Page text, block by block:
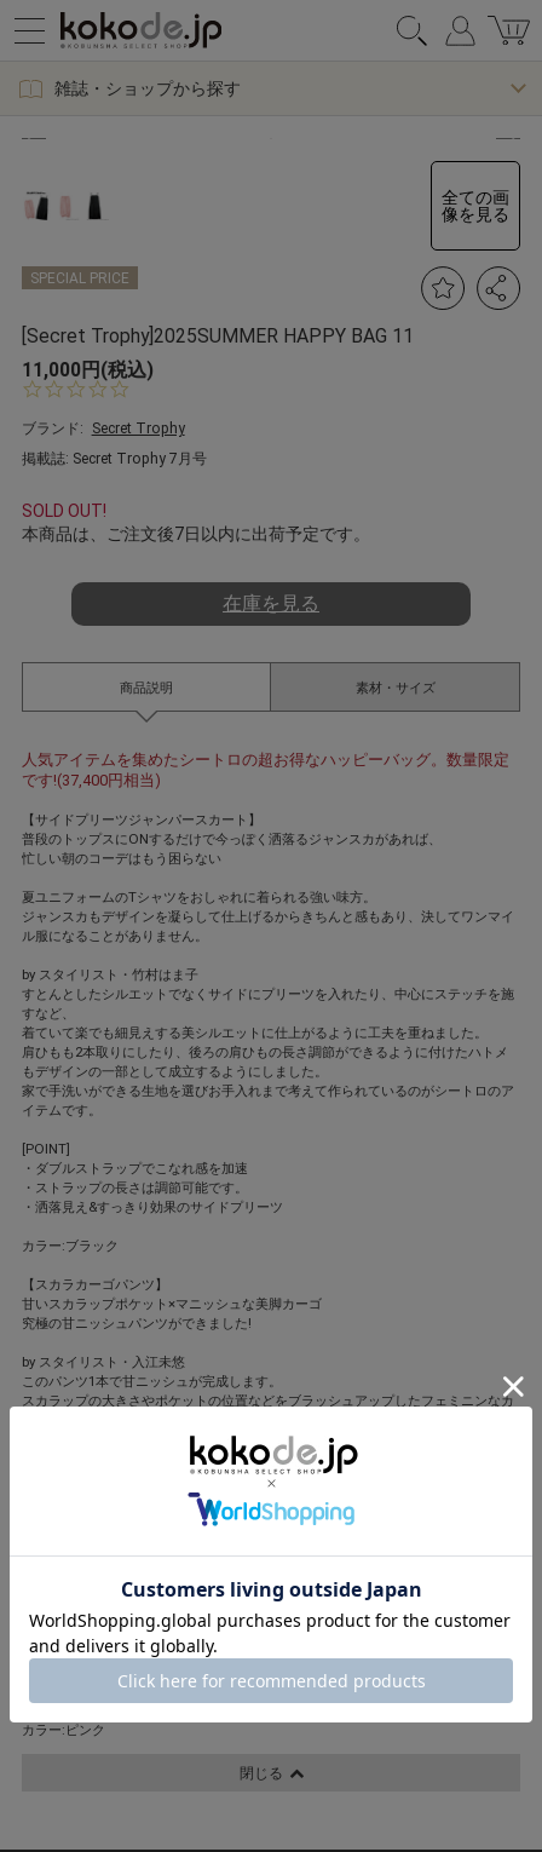
雑誌・ショップから探す
全ての画
像を見る
SPECIAL PRICE
[Secret Trophy]2025SUMMER HAPPY BAG 11
11,000円(税込)
s
t
a
a
ブランド:
Secret Trophy
掲載誌: Secret Trophy 7月号
SOLD OUT!
本商品は、ご注文後7日以内に出荷予定です。
在庫を見る
商品説明
人気アイテムを集めたシートロの超お得なハッピーバッグ。数量限定
です!(37,400円相当)
【サイドプリーツジャンパースカート】
普段のトップスにONするだけで今っぽく洒落るジャンスカがあれば、
忙しい朝のコーデはもう困らない
夏ユニフォームのTシャツをおしゃれに着られる強い味方。
ジャンスカもデザインを凝らして仕上げるからきちんと感もあり、決してワンマイ
ル服になることがありません。
by スタイリスト・竹村はま子
すとんとしたシルエットでなくサイドにプリーツを入れたり、中心にステッチを施
すなど、
着ていて楽でも細見えする美シルエットに仕上がるように工夫を重ねました。
肩ひもも2本取りにしたり、後ろの肩ひもの長さ調節ができるように付けたハトメ
もデザインの一部として成立するようにしました。
家で手洗いができる生地を選びお手入れまで考えて作られているのがシートロのア
イテムです。
[POINT]
・ダブルストラップでこなれ感を加速
・ストラップの長さは調節可能です。
・洒落見え&すっきり効果のサイドプリーツ
カラー:ブラック
【スカラカーゴパンツ】
甘いスカラップポケット×マニッシュな美脚カーゴ
究極の甘ニッシュパンツができました!
by スタイリスト・入江未悠
このパンツ1本で甘ニッシュが完成します。
スカラップの大きさやポケットの位置などをブラッシュアップしたフェミニンなカ
後ろにはパッチポケットを付けてヒップが大きく見せない配慮も。
撥水素材を使用しているので夏のレジャーシーンでも大活躍です。
もちろん自宅でのお手入れが可能になっています。
[ここが推しPOINT]
・ウエストはゴムでストレスフリー
・甘さと洒落感が?なスカラップポケット
・足首は紐で調節可能
カラー:ピンク
閉じる
素材・サイズ